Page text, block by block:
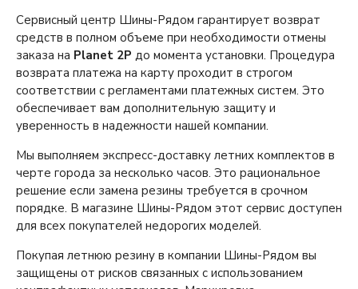
Сервисный центр Шины-Рядом гарантирует возврат
средств в полном объеме при необходимости отмены
заказа на Planet 2P до момента установки. Процедура
возврата платежа на карту проходит в строгом
соответствии с регламентами платежных систем. Это
обеспечивает вам дополнительную защиту и
уверенность в надежности нашей компании.
Мы выполняем экспресс-доставку летних комплектов в
черте города за несколько часов. Это рациональное
решение если замена резины требуется в срочном
порядке. В магазине Шины-Рядом этот сервис доступен
для всех покупателей недорогих моделей.
Покупая летнюю резину в компании Шины-Рядом вы
защищены от рисков связанных с использованием